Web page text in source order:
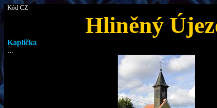
Kód CZ
Hliněný
Kaplička
…